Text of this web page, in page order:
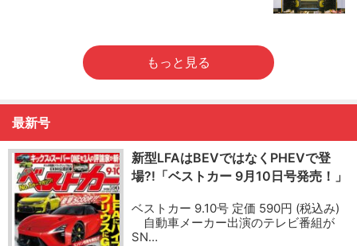
もっと見る
最新号
新型LFAはBEVではなくPHEVで登
場?!「ベストカー 9月10日号発売！」
ベストカー 9.10号 定価 590円 (税込み)
自動車メーカー出演のテレビ番組が
SN…